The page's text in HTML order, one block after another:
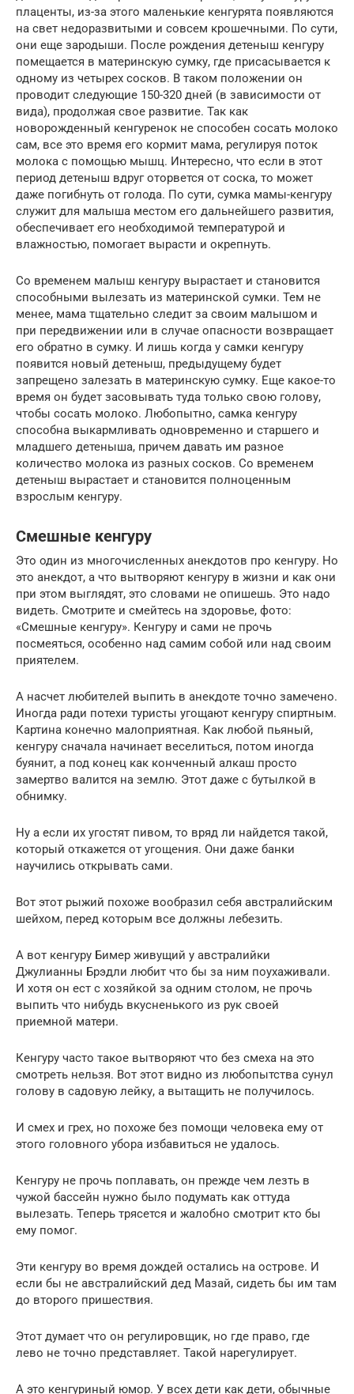
плаценты, из-за этого маленькие кенгурята появляются
на свет недоразвитыми и совсем крошечными. По сути,
они еще зародыши. После рождения детеныш кенгуру
помещается в материнскую сумку, где присасывается к
одному из четырех сосков. В таком положении он
проводит следующие 150-320 дней (в зависимости от
вида), продолжая свое развитие. Так как
новорожденный кенгуренок не способен сосать молоко
сам, все это время его кормит мама, регулируя поток
молока с помощью мышц. Интересно, что если в этот
период детеныш вдруг оторвется от соска, то может
даже погибнуть от голода. По сути, сумка мамы-кенгуру
служит для малыша местом его дальнейшего развития,
обеспечивает его необходимой температурой и
влажностью, помогает вырасти и окрепнуть.
Со временем малыш кенгуру вырастает и становится
способными вылезать из материнской сумки. Тем не
менее, мама тщательно следит за своим малышом и
при передвижении или в случае опасности возвращает
его обратно в сумку. И лишь когда у самки кенгуру
появится новый детеныш, предыдущему будет
запрещено залезать в материнскую сумку. Еще какое-то
время он будет засовывать туда только свою голову,
чтобы сосать молоко. Любопытно, самка кенгуру
способна выкармливать одновременно и старшего и
младшего детеныша, причем давать им разное
количество молока из разных сосков. Со временем
детеныш вырастает и становится полноценным
взрослым кенгуру.
Смешные кенгуру
Это один из многочисленных анекдотов про кенгуру. Но
это анекдот, а что вытворяют кенгуру в жизни и как они
при этом выглядят, это словами не опишешь. Это надо
видеть. Смотрите и смейтесь на здоровье, фото:
«Смешные кенгуру». Кенгуру и сами не прочь
посмеяться, особенно над самим собой или над своим
приятелем.
А насчет любителей выпить в анекдоте точно замечено.
Иногда ради потехи туристы угощают кенгуру спиртным.
Картина конечно малоприятная. Как любой пьяный,
кенгуру сначала начинает веселиться, потом иногда
буянит, а под конец как конченный алкаш просто
замертво валится на землю. Этот даже с бутылкой в
обнимку.
Ну а если их угостят пивом, то вряд ли найдется такой,
который откажется от угощения. Они даже банки
научились открывать сами.
Вот этот рыжий похоже вообразил себя австралийским
шейхом, перед которым все должны лебезить.
А вот кенгуру Бимер живущий у австралийки
Джулианны Брэдли любит что бы за ним поухаживали.
И хотя он ест с хозяйкой за одним столом, не прочь
выпить что нибудь вкусненького из рук своей
приемной матери.
Кенгуру часто такое вытворяют что без смеха на это
смотреть нельзя. Вот этот видно из любопытства сунул
голову в садовую лейку, а вытащить не получилось.
И смех и грех, но похоже без помощи человека ему от
этого головного убора избавиться не удалось.
Кенгуру не прочь поплавать, он прежде чем лезть в
чужой бассейн нужно было подумать как оттуда
вылезать. Теперь трясется и жалобно смотрит кто бы
ему помог.
Эти кенгуру во время дождей остались на острове. И
если бы не австралийский дед Мазай, сидеть бы им там
до второго пришествия.
Этот думает что он регулировщик, но где право, где
лево не точно представляет. Такой нарегулирует.
А это кенгуриный юмор. У всех дети как дети, обычные